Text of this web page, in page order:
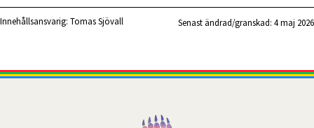
Innehållsansvarig: Tomas Sjövall Senast ändrad/granskad: 4 maj 2026